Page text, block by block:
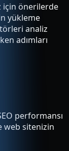
için önerilerde
yükleme
analiz
adımları
performansı
web sitenizin